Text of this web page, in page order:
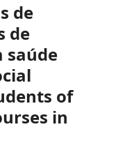
de
de
saúde
of
in